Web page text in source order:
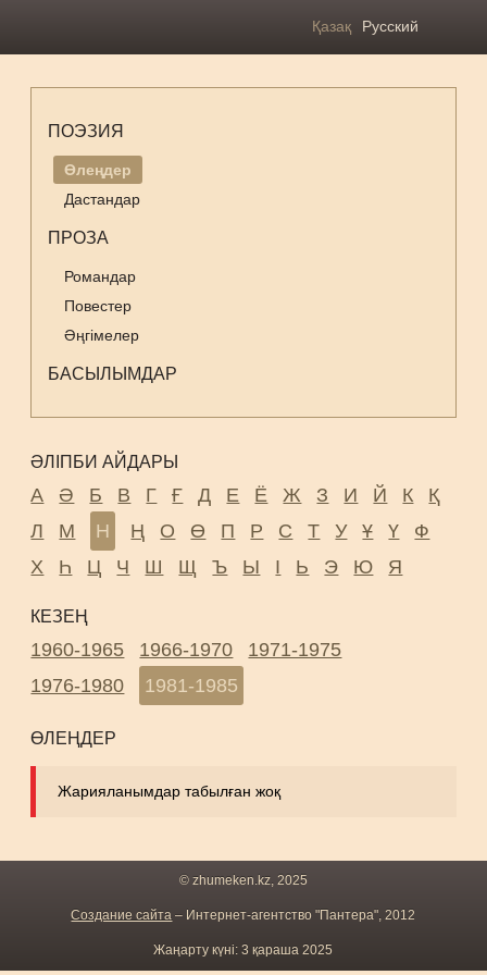
Қазақ Русский
ПОЭЗИЯ
Өлеңдер
Дастандар
ПРОЗА
Романдар
Повестер
Әңгімелер
БАСЫЛЫМДАР
ӘЛІПБИ АЙДАРЫ
А Ә Б В Г Ғ Д Е Ё Ж З И Й К
Қ
Л
М Н Ң О Ө П Р С Т У Ұ Ү
Ф
Х
Һ Ц Ч Ш Щ Ъ Ы І Ь Э Ю Я
КЕЗЕҢ
1960-1965 1966-1970
1971-1975
1976-1980
1981-1985
ӨЛЕҢДЕР
Жарияланымдар табылған жоқ
© zhumeken.kz, 2025
Создание сайта – Интернет-агентство "Пантера", 2012
Жаңарту күні: 3 қараша 2025